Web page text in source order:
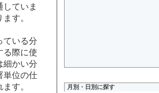
ていま
す。
ている分
る際に使
細かい分
単位の仕
す。
月別・日別に探す